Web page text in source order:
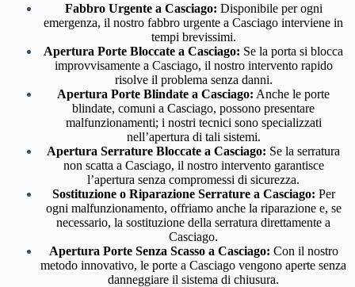
Fabbro Urgente a Casciago: Disponibile per ogni
emergenza, il nostro fabbro urgente a Casciago interviene in
tempi brevissimi.
Apertura Porte Bloccate a Casciago: Se la porta si blocca
improvvisamente a Casciago, il nostro intervento rapido
risolve il problema senza danni.
Apertura Porte Blindate a Casciago: Anche le porte
blindate, comuni a Casciago, possono presentare
malfunzionamenti; i nostri tecnici sono specializzati
nell’apertura di tali sistemi.
Apertura Serrature Bloccate a Casciago: Se la serratura
non scatta a Casciago, il nostro intervento garantisce
l’apertura senza compromessi di sicurezza.
Sostituzione o Riparazione Serrature a Casciago: Per
ogni malfunzionamento, offriamo anche la riparazione e, se
necessario, la sostituzione della serratura direttamente a
Casciago.
Apertura Porte Senza Scasso a Casciago: Con il nostro
metodo innovativo, le porte a Casciago vengono aperte senza
danneggiare il sistema di chiusura.